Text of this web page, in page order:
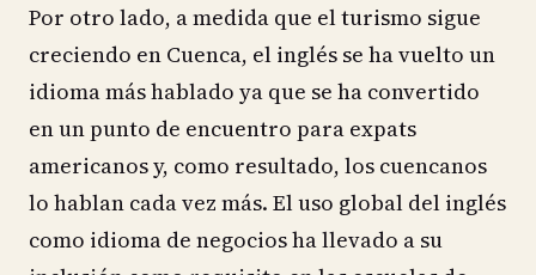
Por otro lado, a medida que el turismo sigue
creciendo en Cuenca, el inglés se ha vuelto un
idioma más hablado ya que se ha convertido
en un punto de encuentro para expats
americanos y, como resultado, los cuencanos
lo hablan cada vez más. El uso global del inglés
como idioma de negocios ha llevado a su